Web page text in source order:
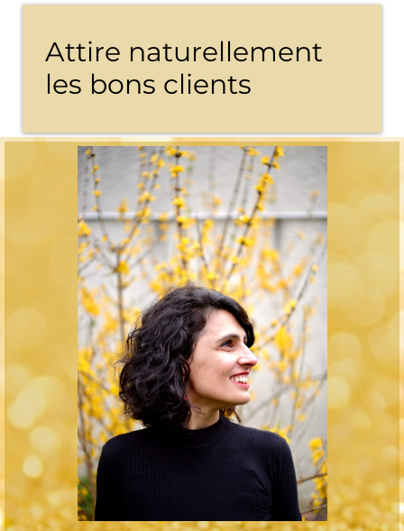
Attire naturellement
les bons clients